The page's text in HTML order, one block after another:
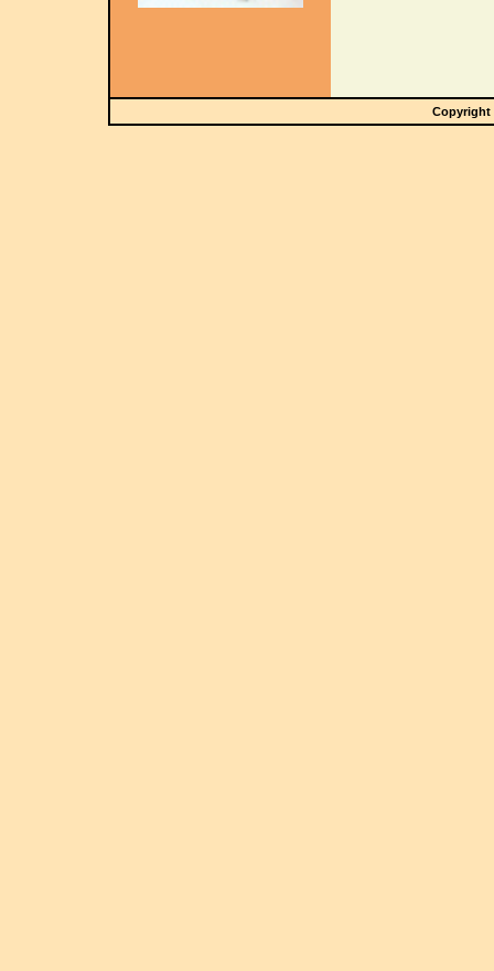
Copyright